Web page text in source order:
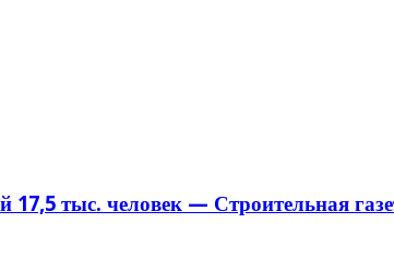
тыс. человек — Строительная